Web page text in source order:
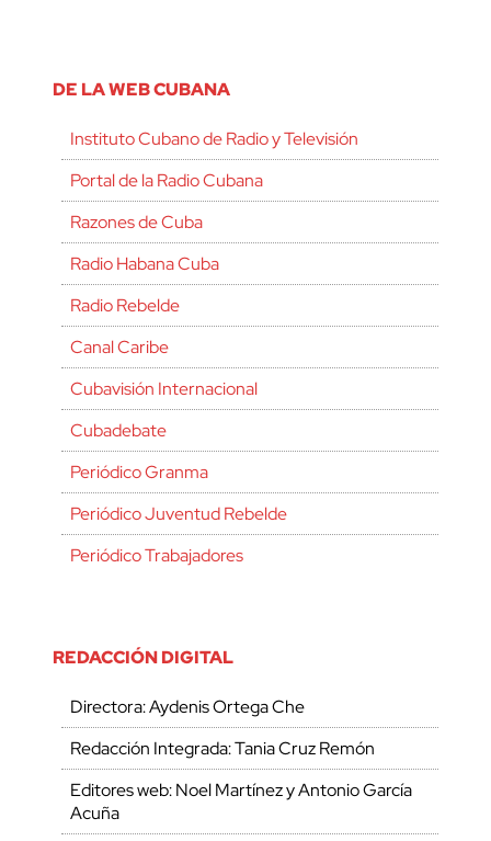
DE LA WEB CUBANA
Instituto Cubano de Radio y Televisión
Portal de la Radio Cubana
Razones de Cuba
Radio Habana Cuba
Radio Rebelde
Canal Caribe
Cubavisión Internacional
Cubadebate
Periódico Granma
Periódico Juventud Rebelde
Periódico Trabajadores
REDACCIÓN DIGITAL
Directora: Aydenis Ortega Che
Redacción Integrada: Tania Cruz Remón
Editores web: Noel Martínez y Antonio García
Acuña